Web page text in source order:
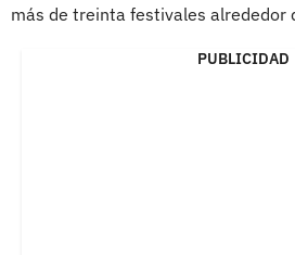
más de treinta festivales alrededor
PUBLICIDAD